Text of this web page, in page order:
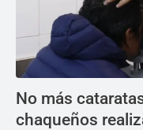
No más
chaqueños